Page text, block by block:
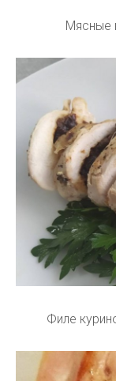
Мясные
Филе